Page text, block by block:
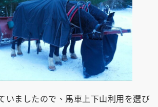
いましたので、馬車上下山利用を選び